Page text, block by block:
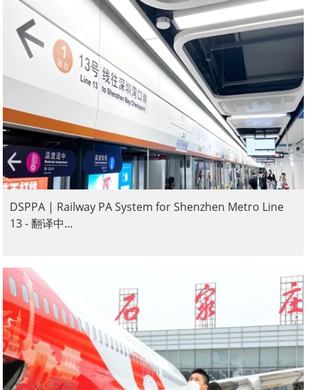
DSPPA | Railway PA System for Shenzhen Metro Line
13 - 翻译中...